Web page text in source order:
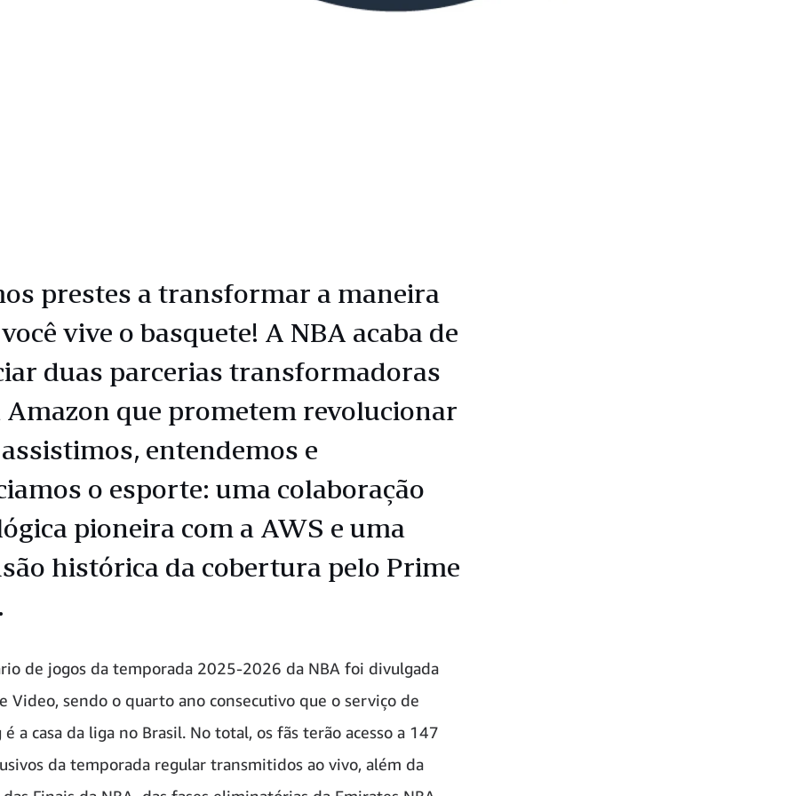
prestes a transformar a maneira
vive o basquete! A NBA acaba de
duas parcerias transformadoras
Amazon que prometem revolucionar
entendemos e
o esporte: uma colaboração
pioneira com a AWS e uma
histórica da cobertura pelo Prime
de jogos da temporada 2025-2026 da NBA foi divulgada
Video, sendo o quarto ano consecutivo que o serviço de
a casa da liga no Brasil. No total, os fãs terão acesso a 147
da temporada regular transmitidos ao vivo, além da